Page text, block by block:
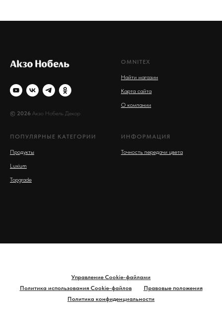
© 2026 Акзо Нобель Декор
OMNITEX
Найти магазин
Карта сайта
О компании
ПОПУЛЯРНЫЕ КАТЕГОРИИ
Продукты
Luxium
Topgrade
ИНФОРМАЦИЯ
Точность передачи цвета
Управление Cookie-файлами
Политика использования Cookie-файлов
Правовые положения
Политика конфиденциальности